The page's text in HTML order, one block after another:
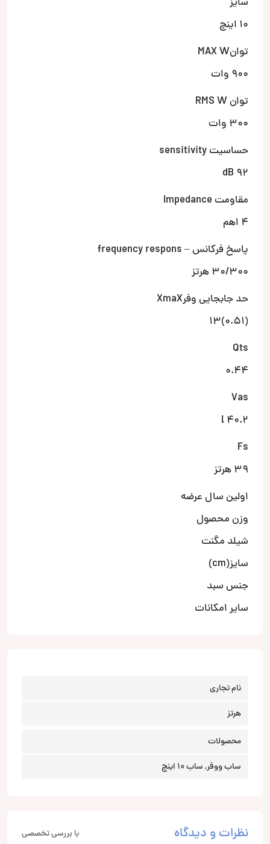
10 اینچ
توانMAX W
900 وات
توان RMS W
300 وات
حساسیت sensitivity
92 dB
مقاومت Impedance
4 اهم
پاسخ فرکانس – frequency respons
30/300 هرتز
حد جابجایی وفرXmaX
(0.51)13
Qts
0.44
Vas
40.2 l
Fs
39 هرتز
اولین سال عرضه
وزن محصول
شیلد مگنت
سایز(cm)
جنس سبد
سایر امکانات
نام تجاری
هرتز
محصولات
ساب ووفر, ساب 10 اینچ
نظرات و دیدگاه با بررسی تخصصی